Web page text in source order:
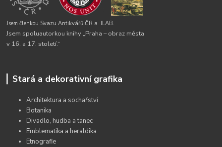
Jsem členkou Svazu Antikvářů ČR a ILAB.
Jsem spoluautorkou knihy „Praha – obraz města
v 16. a 17. století.“
Stará a dekorativní grafika
Architektura a sochařství
Botanika
Divadlo, hudba a tanec
Emblematika a heraldika
Etnografie